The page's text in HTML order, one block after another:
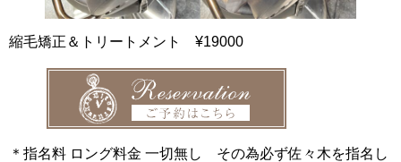
縮毛矯正＆トリートメント ¥19000
＊指名料 ロング料金 一切無し その為必ず佐々木を指名し